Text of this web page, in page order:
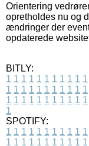
Orientering
opretholdes nu og
ændringer der
opdaterede
BITLY:
1 1 1 1 1 1 1 1 1 1 1
1 1 1 1 1 1 1 1 1 1 1
1 1 1 1 1 1 1 1 1 1 1
1
SPOTIFY:
1 1 1 1 1 1 1 1 1 1 1
1 1 1 1 1 1 1 1 1 1 1